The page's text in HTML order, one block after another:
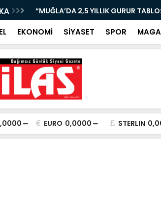
“MUĞLA’DA 2,5 YILLIK GURUR
EKONOMİ SİYASET SPOR
EURO 0,0000 STERLIN